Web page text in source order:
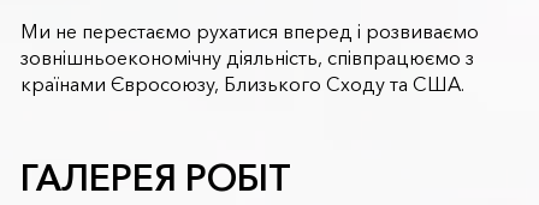
Ми не перестаємо рухатися вперед і розвиваємо
зовнішньоекономічну діяльність, співпрацюємо з
країнами Євросоюзу, Близького Сходу та США.
ГАЛЕРЕЯ РОБІТ